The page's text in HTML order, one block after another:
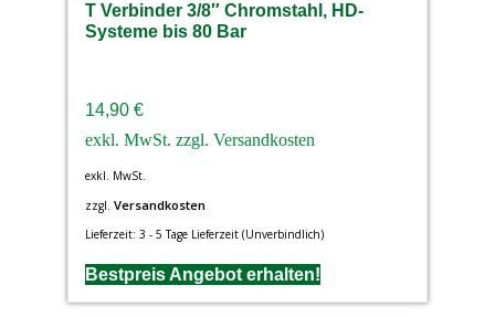
T Verbinder 3/8″ Chromstahl, HD-
Systeme bis 80 Bar
14,90 €
exkl. MwSt.
zzgl. Versandkosten
Lieferzeit: 3 - 5 Tage Lieferzeit (Unverbindlich)
Bestpreis Angebot erhalten!